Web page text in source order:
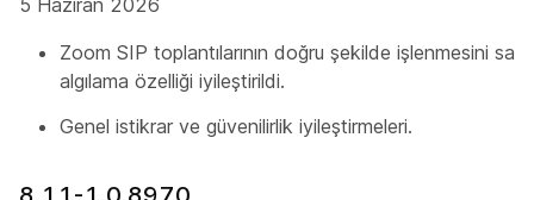
5 Haziran 2026
Zoom SIP toplantılarının doğru şekilde işlenmesini
algılama özelliği iyileştirildi.
Genel istikrar ve güvenilirlik iyileştirmeleri.